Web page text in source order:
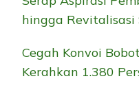
hingga Revitalisasi
Cegah Konvoi
Kerahkan 1.380